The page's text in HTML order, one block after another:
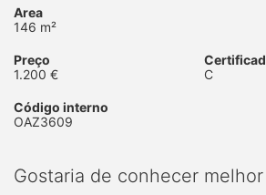
Area
146 m²
Preço
1.200 €
C
Código interno
OAZ3609
Gostaria de conhecer